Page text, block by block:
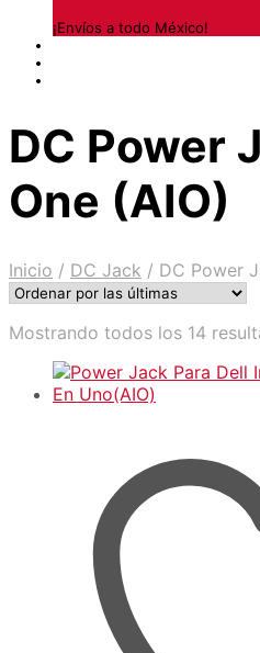
¡Envíos a todo México!
DC Power
One (AIO)
Inicio / DC Jack / DC Power
Mostrando todos los 14